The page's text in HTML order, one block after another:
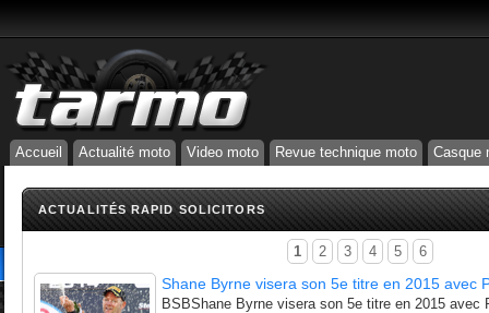
Accueil Actualité moto Video moto Revue technique moto Casque
ACTUALITÉS RAPID SOLICITORS
1 2 3 4 5 6
Shane Byrne visera son 5e titre en 2015 avec
BSBShane Byrne visera son 5e titre en 2015 avec